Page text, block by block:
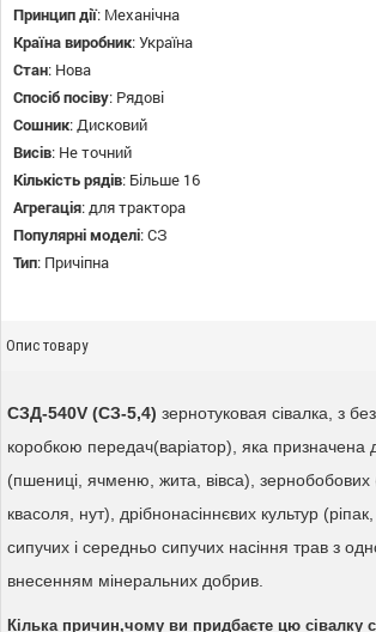
Принцип дії: Механічна
Країна виробник:Україна
Стан: Нова
Спосіб посіву: Рядові
Сошник:Дисковий
Висів: Не точний
Кількість рядів: Більше 16
Агрегація:для трактора
Популярні моделі:СЗ
Тип: Причіпна
Опис товару
СЗД-540V (СЗ-5,4) зернотуковая сівалка, з
коробкою передач(варіатор), яка призначена
(пшениці, ячменю, жита, вівса), зернобобових
квасоля, нут), дрібнонасіннєвих культур
сипучих і середньо сипучих насіння трав з
внесенням мінеральних добрив.
Кілька причин,чому ви придбаєте цю сівалку